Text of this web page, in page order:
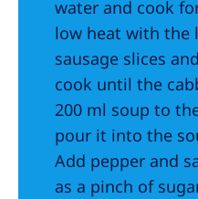
water and cook
low heat with the
sausage slices
cook until the
200 ml soup to
pour it into the
Add pepper and
as a pinch of